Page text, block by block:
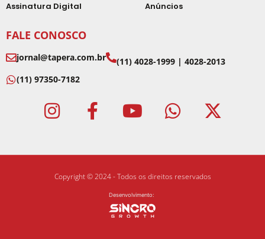
Assinatura Digital
Anúncios
FALE CONOSCO
jornal@tapera.com.br
(11) 4028-1999 | 4028-2013
(11) 97350-7182
Copyright © 2024 - Todos os direitos reservados
Desenvolvimento: